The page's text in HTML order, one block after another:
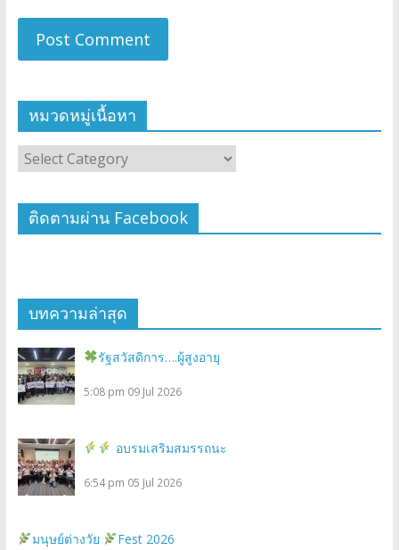
หมวดหมู่เนื้อหา
ติดตามผ่าน Facebook
บทความล่าสุด
รัฐสวัสดิการ….ผู้สูงอายุ
5:08 pm 09 Jul 2026
อบรมเสริมสมรรถนะ
6:54 pm 05 Jul 2026
มนุษย์ต่างวัย Fest 2026